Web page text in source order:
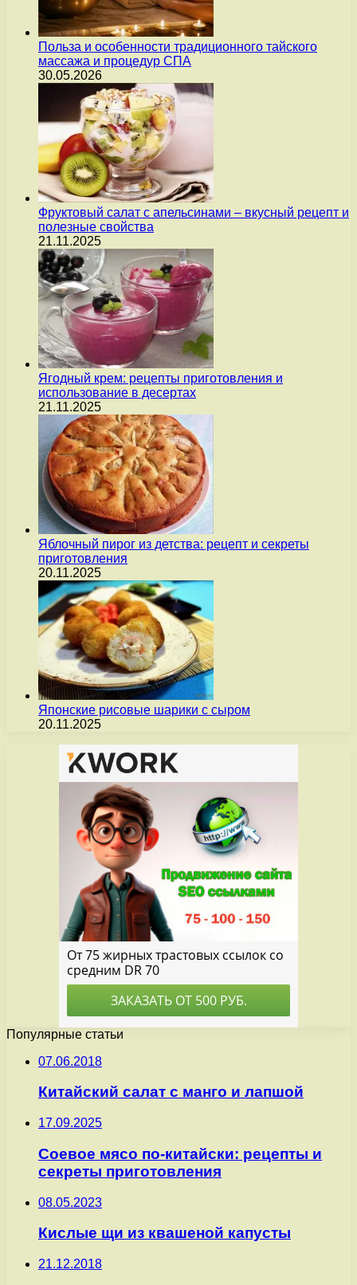
Польза и особенности традиционного тайского
массажа и процедур СПА
30.05.2026
Фруктовый салат с апельсинами – вкусный рецепт и
полезные свойства
21.11.2025
Ягодный крем: рецепты приготовления и
использование в десертах
21.11.2025
Яблочный пирог из детства: рецепт и секреты
приготовления
20.11.2025
Японские рисовые шарики с сыром
20.11.2025
Популярные статьи
07.06.2018
Китайский салат с манго и лапшой
17.09.2025
Соевое мясо по-китайски: рецепты и
секреты приготовления
08.05.2023
Кислые щи из квашеной капусты
21.12.2018